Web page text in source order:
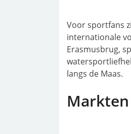
Voor sportfans
internationale
Erasmusbrug,
langs de Maas.